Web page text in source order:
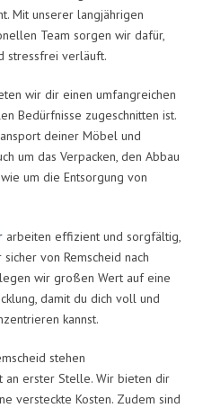
Mit unserer langjährigen
Team sorgen wir dafür,
stressfrei verläuft.
wir dir einen umfangreichen
Bedürfnisse zugeschnitten ist.
deiner Möbel und
um das Verpacken, den Abbau
um die Entsorgung von
arbeiten effizient und sorgfältig,
von Remscheid nach
wir großen Wert auf eine
damit du dich voll und
kannst.
stehen
an erster Stelle. Wir bieten dir
versteckte Kosten. Zudem sind